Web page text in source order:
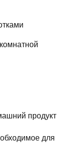
продукт
для